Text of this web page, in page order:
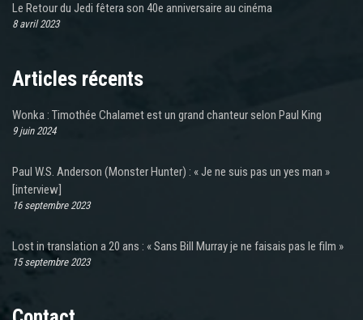
Le Retour du Jedi fêtera son 40e anniversaire au cinéma
8 avril 2023
Articles récents
Wonka : Timothée Chalamet est un grand chanteur selon Paul King
9 juin 2024
Paul W.S. Anderson (Monster Hunter) : « Je ne suis pas un yes man »
[interview]
16 septembre 2023
Lost in translation a 20 ans : « Sans Bill Murray je ne faisais pas le film »
15 septembre 2023